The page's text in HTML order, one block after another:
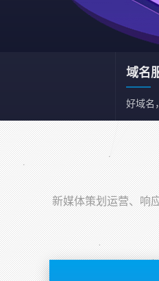
域名
好域名
和事业
新媒
新媒体
新媒体策划运营、响